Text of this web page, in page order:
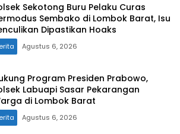
Sekotong Buru Pelaku Curas
Sembako di Lombok Barat, Isu
Dipastikan Hoaks
Agustus 6, 2026
Program Presiden Prabowo,
Labuapi Sasar Pekarangan
di Lombok Barat
Agustus 6, 2026